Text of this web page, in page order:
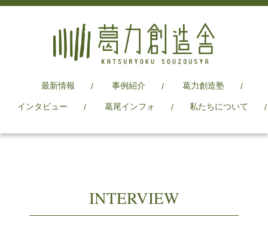
最新情報 事例紹介 葛力創造塾
インタビュー 葛尾インフォ 私たちについて
INTERVIEW